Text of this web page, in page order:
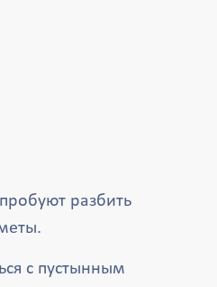
разбить
с пустынным